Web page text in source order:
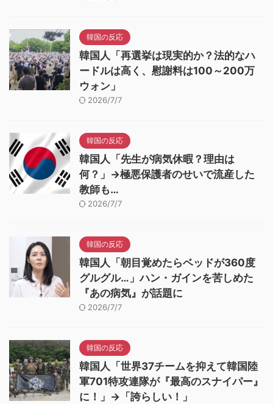
韓国の反応
韓国人「再選挙は現実的か？法的なハ
ードルは高く、慰謝料は100～200万
ウォン」
2026/7/7
韓国の反応
韓国人「先生が病気休暇？理由は
何？」→極悪保護者のせいで流産した
教師も…
2026/7/7
韓国の反応
韓国人「朝目覚めたらベッドが360度
グルグル…」ハン・ガインを苦しめた
『あの病気』が話題に
2026/7/7
韓国の反応
韓国人「世界37チームを抑えて韓国陸
軍701特攻連隊が『最高のスナイパー』
に！」→「誇らしい！」